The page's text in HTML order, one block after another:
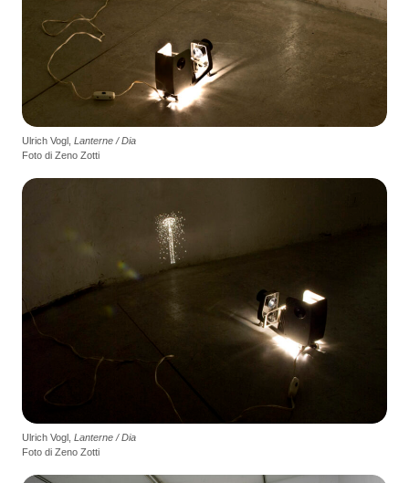
Ulrich Vogl, Lanterne / Dia
Foto di Zeno Zotti
Ulrich Vogl, Lanterne / Dia
Foto di Zeno Zotti